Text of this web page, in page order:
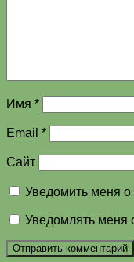
Имя *
Email *
Сайт
Уведомить меня
Уведомлять меня